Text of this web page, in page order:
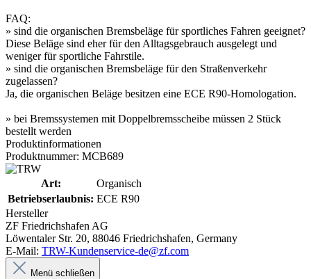
FAQ:
» sind die organischen Bremsbeläge für sportliches Fahren geeignet?
Diese Beläge sind eher für den Alltagsgebrauch ausgelegt und
weniger für sportliche Fahrstile.
» sind die organischen Bremsbeläge für den Straßenverkehr
zugelassen?
Ja, die organischen Beläge besitzen eine ECE R90-Homologation.
» bei Bremssystemen mit Doppelbremsscheibe müssen 2 Stück
bestellt werden
Produktinformationen
Produktnummer: MCB689
Art:
Organisch
Betriebserlaubnis: ECE R90
Hersteller
ZF Friedrichshafen AG
Löwentaler Str. 20, 88046 Friedrichshafen, Germany
E-Mail: TRW-Kundenservice-de@zf.com
Menü schließen